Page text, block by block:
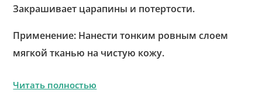
Закрашивает царапины и потертости.
Применение: Нанести тонким ровным слоем
мягкой тканью на чистую кожу.
Читать полностью